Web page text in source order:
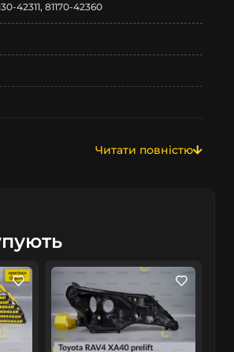
42311, 81170-42360
Читати повністю